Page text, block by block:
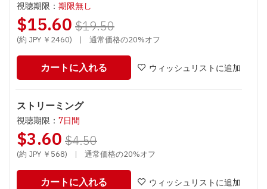
視聴期限： 期限無し
$15.60 $19.50
(約 JPY ￥2460) | 通常価格の20%オフ
カートに入れる ウィッシュリストに追加
ストリーミング
視聴期限： 7日間
$3.60 $4.50
(約 JPY ￥568) | 通常価格の20%オフ
カートに入れる ウィッシュリストに追加